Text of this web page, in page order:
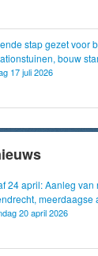
stap gezet voor
bouw
17 juli 2026
24 april: Aanleg van
meerdaagse
20 april 2026